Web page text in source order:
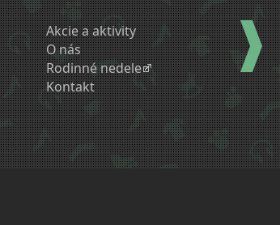
Akcie a aktivity
O nás
Rodinné nedele
Kontakt